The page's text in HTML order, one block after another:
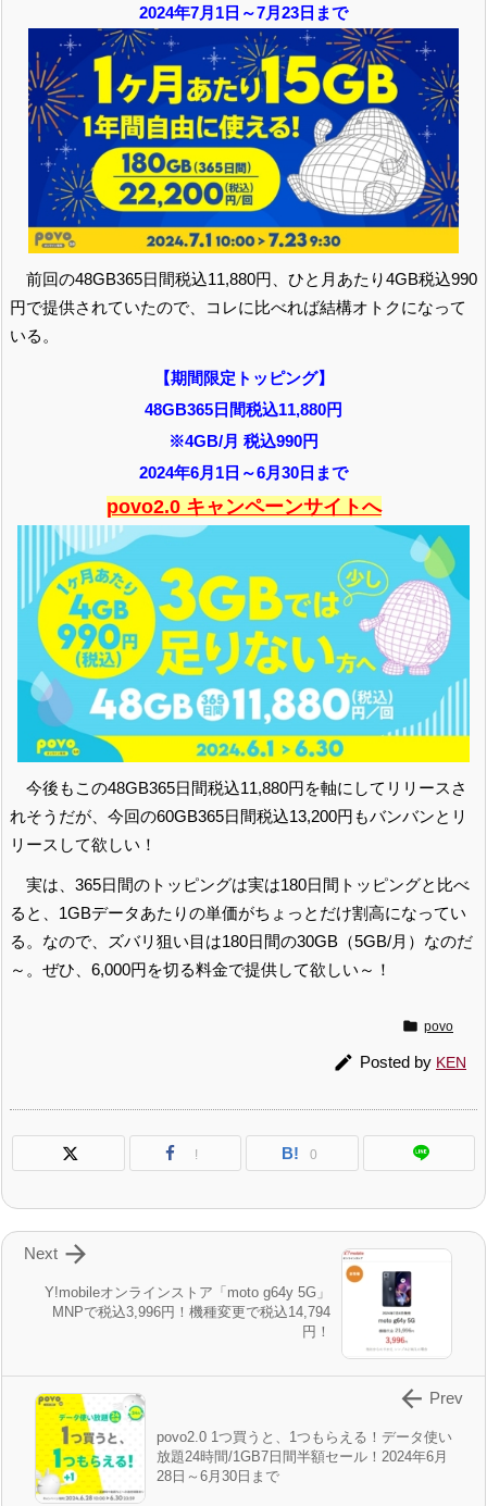
2024年7月1日～7月23日まで
前回の48GB365日間税込11,880円、ひと月あたり4GB税込990
円で提供されていたので、コレに比べれば結構オトクになって
いる。
【期間限定トッピング】
48GB365日間税込11,880円
※4GB/月 税込990円
2024年6月1日～6月30日まで
povo2.0 キャンペーンサイトへ
今後もこの48GB365日間税込11,880円を軸にしてリリースさ
れそうだが、今回の60GB365日間税込13,200円もバンバンとリ
リースして欲しい！
実は、365日間のトッピングは実は180日間トッピングと比べ
ると、1GBデータあたりの単価がちょっとだけ割高になってい
る。なので、ズバリ狙い目は180日間の30GB（5GB/月）なのだ
～。ぜひ、6,000円を切る料金で提供して欲しい～！
 povo
 Posted by KEN
! B! 0
Y!mobileオンラインストア「moto g64y 5G」
MNPで税込3,996円！機種変更で税込14,794
円！

Next
povo2.0 1つ買うと、1つもらえる！データ使い
放題24時間/1GB7日間半額セール！2024年6月
28日～6月30日まで
 Prev